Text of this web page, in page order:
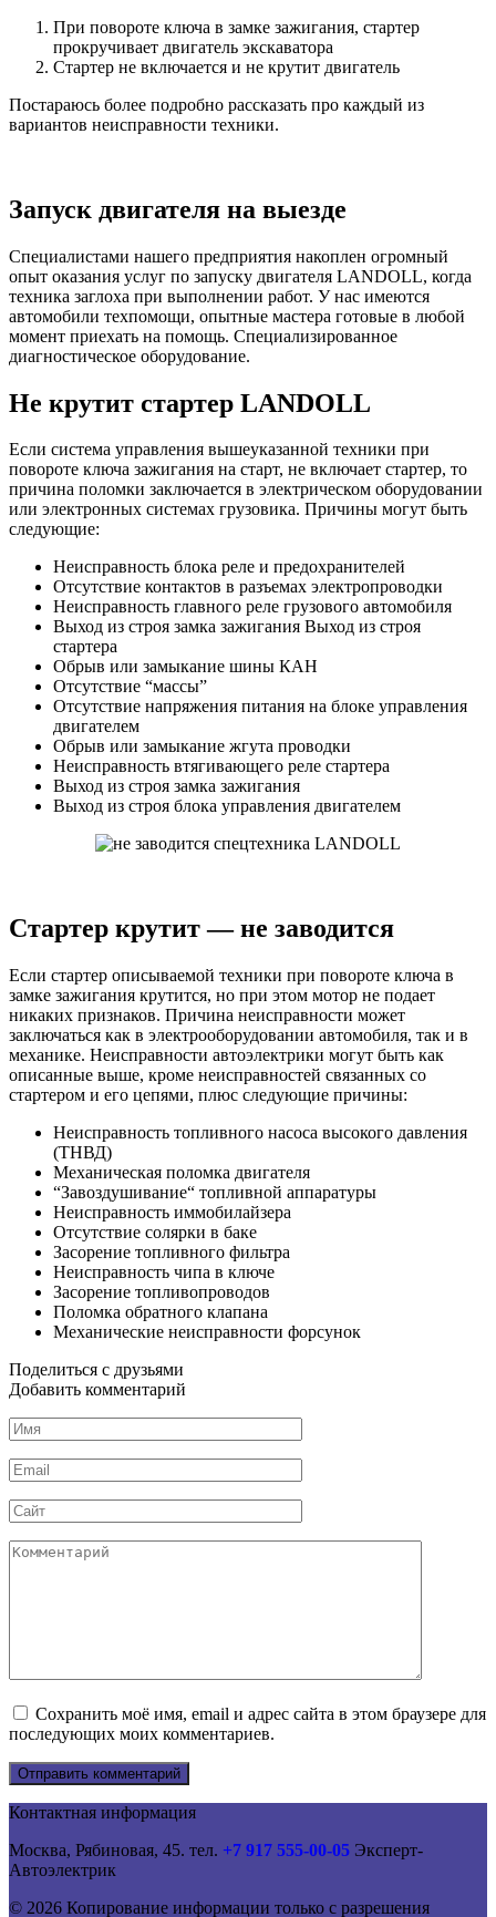
При повороте ключа в замке зажигания, стартер
прокручивает двигатель экскаватора
Стартер не включается и не крутит двигатель
Постараюсь более подробно рассказать про каждый из
вариантов неисправности техники.
Запуск двигателя на выезде
Специалистами нашего предприятия накоплен огромный
опыт оказания услуг по запуску двигателя LANDOLL, когда
техника заглоха при выполнении работ. У нас имеются
автомобили техпомощи, опытные мастера готовые в любой
момент приехать на помощь. Специализированное
диагностическое оборудование.
Не крутит стартер LANDOLL
Если система управления вышеуказанной техники при
повороте ключа зажигания на старт, не включает стартер, то
причина поломки заключается в электрическом оборудовании
или электронных системах грузовика. Причины могут быть
следующие:
Неисправность блока реле и предохранителей
Отсутствие контактов в разъемах электропроводки
Неисправность главного реле грузового автомобиля
Выход из строя замка зажигания Выход из строя
стартера
Обрыв или замыкание шины КАН
Отсутствие “массы”
Отсутствие напряжения питания на блоке управления
двигателем
Обрыв или замыкание жгута проводки
Неисправность втягивающего реле стартера
Выход из строя замка зажигания
Выход из строя блока управления двигателем
Стартер крутит — не заводится
Если стартер описываемой техники при повороте ключа в
замке зажигания крутится, но при этом мотор не подает
никаких признаков. Причина неисправности может
заключаться как в электрооборудовании автомобиля, так и в
механике. Неисправности автоэлектрики могут быть как
описанные выше, кроме неисправностей связанных со
стартером и его цепями, плюс следующие причины:
Неисправность топливного насоса высокого давления
(ТНВД)
Механическая поломка двигателя
“Завоздушивание“ топливной аппаратуры
Неисправность иммобилайзера
Отсутствие солярки в баке
Засорение топливного фильтра
Неисправность чипа в ключе
Засорение топливопроводов
Поломка обратного клапана
Механические неисправности форсунок
Поделиться с друзьями
Добавить комментарий
Имя
*
Email
*
Сайт
Комментарий
Сохранить моё имя, email и адрес сайта в этом браузере для
последующих моих комментариев.
Контактная информация
Москва, Рябиновая, 45. тел. +7 917 555-00-05 Эксперт-
Автоэлектрик
© 2026 Копирование информации только с разрешения